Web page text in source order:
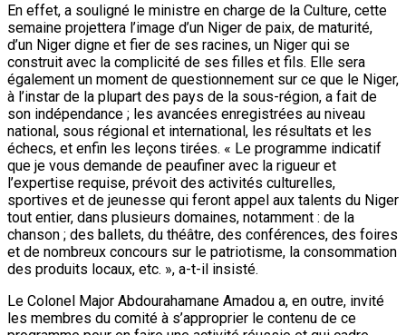
En effet, a souligné le ministre en charge de la Culture, cette
semaine projettera l’image d’un Niger de paix, de maturité,
d’un Niger digne et fier de ses racines, un Niger qui se
construit avec la complicité de ses filles et fils. Elle sera
également un moment de questionnement sur ce que le Niger,
à l’instar de la plupart des pays de la sous-région, a fait de
son indépendance ; les avancées enregistrées au niveau
national, sous régional et international, les résultats et les
échecs, et enfin les leçons tirées. « Le programme indicatif
que je vous demande de peaufiner avec la rigueur et
l’expertise requise, prévoit des activités culturelles,
sportives et de jeunesse qui feront appel aux talents du Niger
tout entier, dans plusieurs domaines, notamment : de la
chanson ; des ballets, du théâtre, des conférences, des foires
et de nombreux concours sur le patriotisme, la consommation
des produits locaux, etc. », a-t-il insisté.
Le Colonel Major Abdourahamane Amadou a, en outre, invité
les membres du comité à s’approprier le contenu de ce